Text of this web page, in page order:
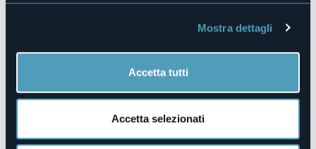
Mostra dettagli
Accetta tutti
Accetta selezionati